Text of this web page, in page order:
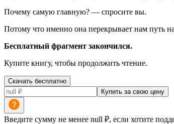
Почему самую главную? — спросите вы.
Потому что именно она перекрывает нам путь
Бесплатный фрагмент закончился.
Купите книгу, чтобы продолжить чтение.
Скачать бесплатно
Купить за свою цену
Введите сумму не менее null ₽, если хотите